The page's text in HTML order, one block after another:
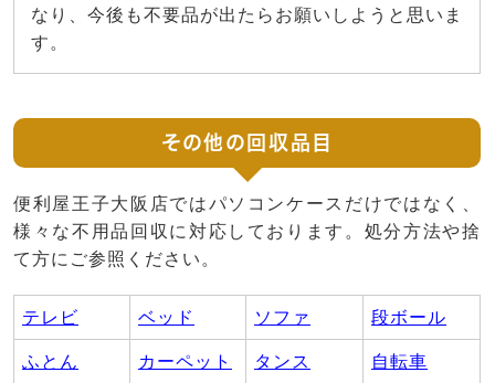
なり、今後も不要品が出たらお願いしようと思いま
す。
その他の回収品目
便利屋王子大阪店ではパソコンケースだけではなく、
様々な不用品回収に対応しております。処分方法や捨
て方にご参照ください。
テレビ ベッド ソファ 段ボール
ふとん カーペット タンス 自転車